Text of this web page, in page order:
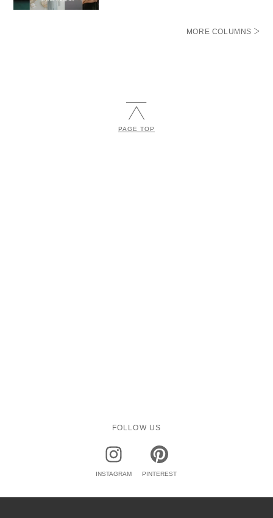
MORE COLUMNS
PAGE TOP
FOLLOW US
INSTAGRAM PINTEREST